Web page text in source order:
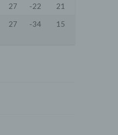
27 -22
21
27 -34 15